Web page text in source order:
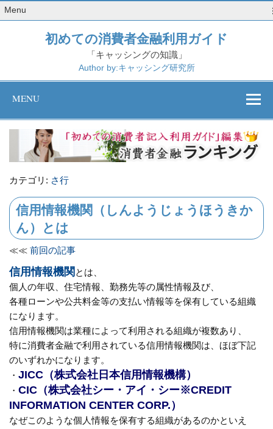
Menu
初めての消費者金融利用ガイド
「キャッシングの知識」
Author by:キャッシング研究所
MENU
カテゴリ: さ行
信用情報機関（しんようじょうほうきか
ん）とは
≪≪前回の記事
信用情報機関 とは、
個人の年収、住宅情報、勤務先等の属性情報及び、
各種ローンや公共料金等の支払い情報等を保有している組織
になります。
信用情報機関は業種によって利用される組織が複数あり、
特に消費者金融で利用されている信用情報機関は、ほぼ下記
のいずれかになります。
・JICC（株式会社日本信用情報機構）
・CIC（株式会社シー・アイ・シー※CREDIT
INFORMATION CENTER CORP.）
なぜこのような個人情報を保有する組織があるのかといえ